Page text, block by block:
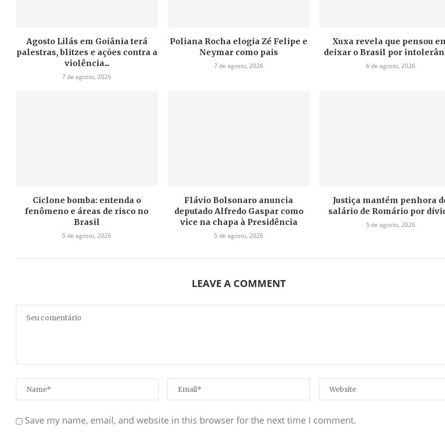
Agosto Lilás em Goiânia terá
palestras, blitzes e ações contra a
violência...
7 de agosto, 2026
Poliana Rocha elogia Zé Felipe e
Neymar como pais
7 de agosto, 2026
Xuxa revela que pensou
deixar o Brasil por
6 de agosto, 2026
Ciclone bomba: entenda o
fenômeno e áreas de risco no
Brasil
5 de agosto, 2026
Flávio Bolsonaro anuncia
deputado Alfredo Gaspar como
vice na chapa à Presidência
5 de agosto, 2026
Justiça mantém penhora
salário de Romário por
5 de agosto, 2026
LEAVE A COMMENT
Save my name, email, and website in this browser for the next time I comment.